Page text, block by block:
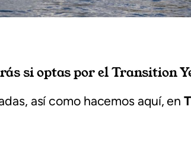
si optas por el Transition
así como hacemos aquí, en